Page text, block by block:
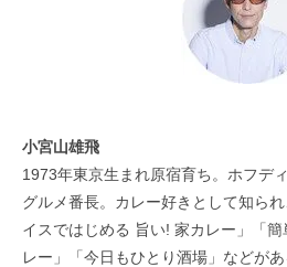
小宮山雄飛
1973年東京生まれ原宿育ち。ホフデ
グルメ番長。カレー好きとして知ら
イスではじめる 旨い! 家カレー」「
レー」「今日もひとり酒場」などが